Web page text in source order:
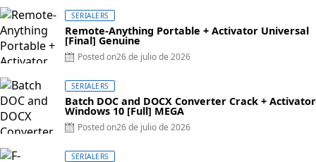
SERIALERS
Remote-Anything Portable + Activator Universal
[Final] Genuine
Posted on26 de julio de 2026
SERIALERS
Batch DOC and DOCX Converter Crack + Activator
Windows 10 [Full] MEGA
Posted on26 de julio de 2026
SERIALERS